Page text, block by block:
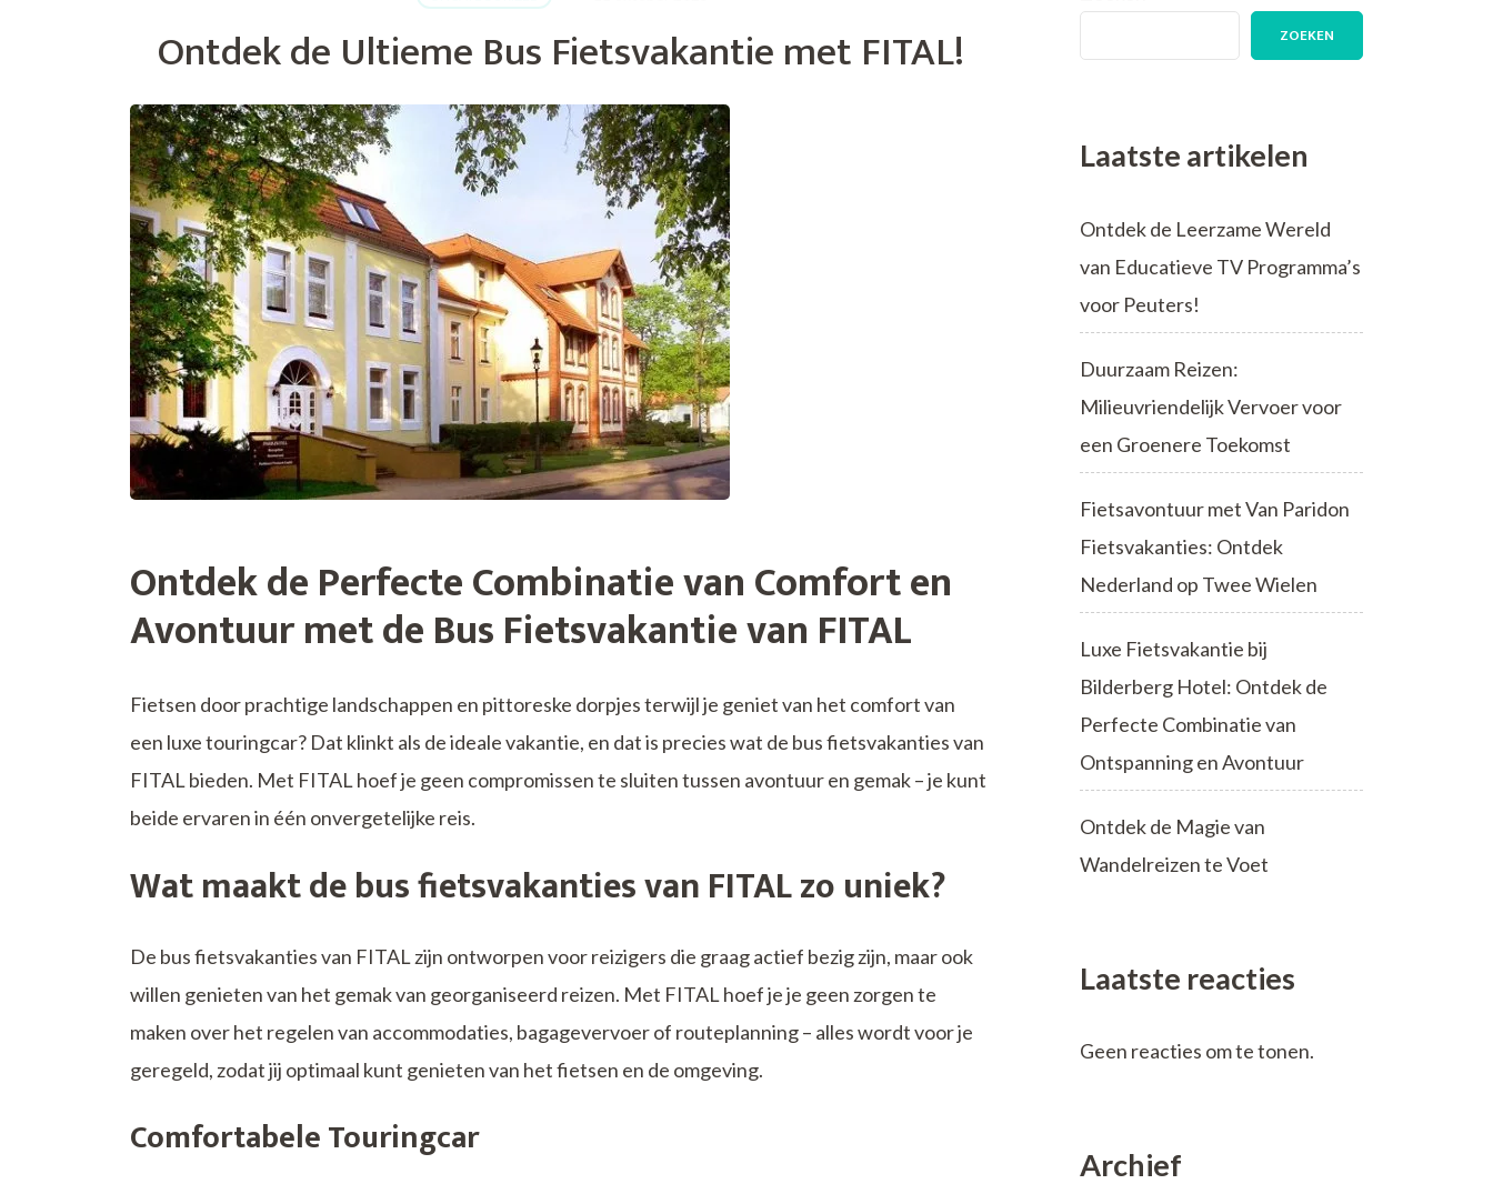
Ontdek de Ultieme Bus Fietsvakantie met FITAL!
Ontdek de Perfecte Combinatie van Comfort en
Avontuur met de Bus Fietsvakantie van FITAL
Fietsen door prachtige landschappen en pittoreske dorpjes terwijl je geniet van het comfort van
een luxe touringcar? Dat klinkt als de ideale vakantie, en dat is precies wat de bus fietsvakanties van
FITAL bieden. Met FITAL hoef je geen compromissen te sluiten tussen avontuur en gemak – je kunt
beide ervaren in één onvergetelijke reis.
Wat maakt de bus fietsvakanties van FITAL zo uniek?
De bus fietsvakanties van FITAL zijn ontworpen voor reizigers die graag actief bezig zijn, maar ook
willen genieten van het gemak van georganiseerd reizen. Met FITAL hoef je je geen zorgen te
maken over het regelen van accommodaties, bagagevervoer of routeplanning – alles wordt voor je
geregeld, zodat jij optimaal kunt genieten van het fietsen en de omgeving.
Comfortabele Touringcar
ZOEKEN
Laatste artikelen
Ontdek de Leerzame Wereld
van Educatieve TV Programma’s
voor Peuters!
Duurzaam Reizen:
Milieuvriendelijk Vervoer voor
een Groenere Toekomst
Fietsavontuur met Van Paridon
Fietsvakanties: Ontdek
Nederland op Twee Wielen
Luxe Fietsvakantie bij
Bilderberg Hotel: Ontdek de
Perfecte Combinatie van
Ontspanning en Avontuur
Ontdek de Magie van
Wandelreizen te Voet
Laatste reacties
Geen reacties om te tonen.
Archief